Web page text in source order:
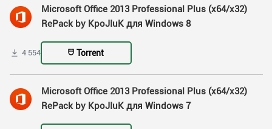
Microsoft Office 2013 Professional Plus (x64/x32)
RePack by KpoJIuK для Windows 8
4 554 Torrent
Microsoft Office 2013 Professional Plus (x64/x32)
RePack by KpoJIuK для Windows 7